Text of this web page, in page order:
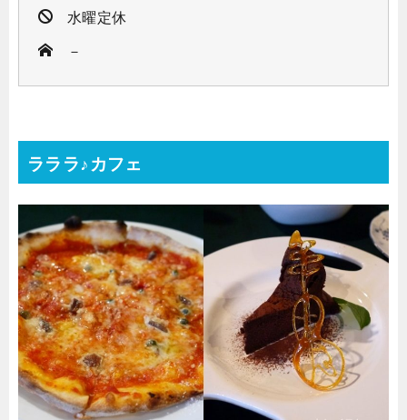
水曜定休
－
ラララ♪カフェ